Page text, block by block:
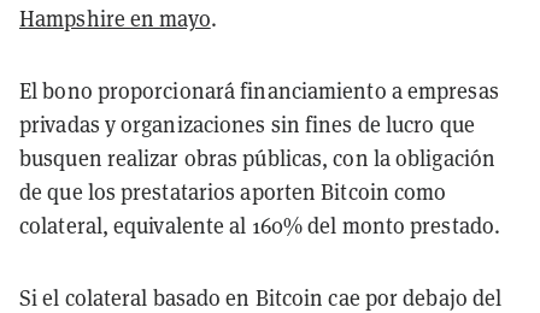
Hampshire en mayo.
El bono proporcionará financiamiento a empresas
privadas y organizaciones sin fines de lucro que
busquen realizar obras públicas, con la obligación
de que los prestatarios aporten Bitcoin como
colateral, equivalente al 160% del monto prestado.
Si el colateral basado en Bitcoin cae por debajo del